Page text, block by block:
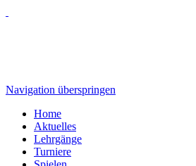
Navigation überspringen
Home
Aktuelles
Lehrgänge
Turniere